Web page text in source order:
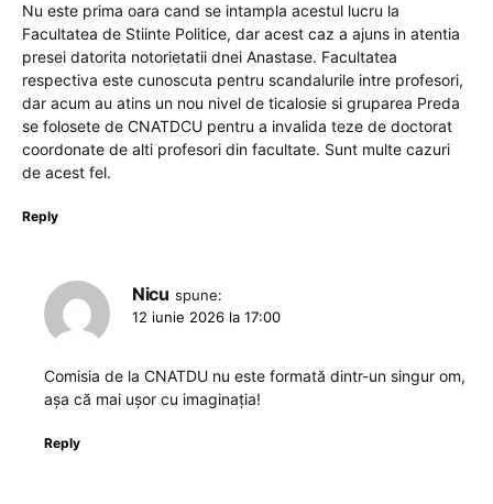
Nu este prima oara cand se intampla acestul lucru la
Facultatea de Stiinte Politice, dar acest caz a ajuns in atentia
presei datorita notorietatii dnei Anastase. Facultatea
respectiva este cunoscuta pentru scandalurile intre profesori,
dar acum au atins un nou nivel de ticalosie si gruparea Preda
se folosete de CNATDCU pentru a invalida teze de doctorat
coordonate de alti profesori din facultate. Sunt multe cazuri
de acest fel.
Reply
Nicu spune:
12 iunie 2026 la 17:00
Comisia de la CNATDU nu este formată dintr-un singur om,
așa că mai ușor cu imaginația!
Reply